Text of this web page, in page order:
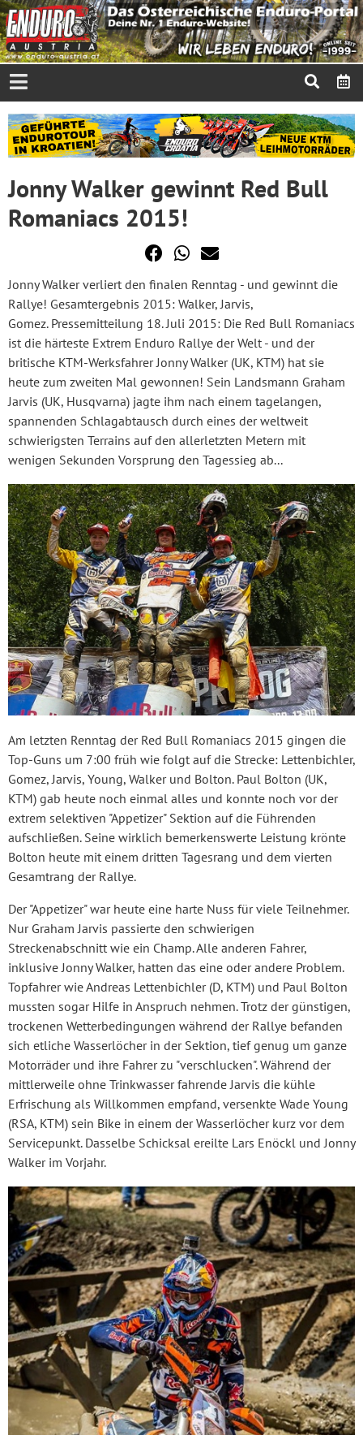
Jonny Walker gewinnt Red Bull
Romaniacs 2015!
Jonny Walker verliert den finalen Renntag - und gewinnt die
Rallye! Gesamtergebnis 2015: Walker, Jarvis,
Gomez. Pressemitteilung 18. Juli 2015: Die Red Bull Romaniacs
ist die härteste Extrem Enduro Rallye der Welt - und der
britische KTM-Werksfahrer Jonny Walker (UK, KTM) hat sie
heute zum zweiten Mal gewonnen! Sein Landsmann Graham
Jarvis (UK, Husqvarna) jagte ihm nach einem tagelangen,
spannenden Schlagabtausch durch eines der weltweit
schwierigsten Terrains auf den allerletzten Metern mit
wenigen Sekunden Vorsprung den Tagessieg ab...
Am letzten Renntag der Red Bull Romaniacs 2015 gingen die
Top-Guns um 7:00 früh wie folgt auf die Strecke: Lettenbichler,
Gomez, Jarvis, Young, Walker und Bolton. Paul Bolton (UK,
KTM) gab heute noch einmal alles und konnte noch vor der
extrem selektiven "Appetizer" Sektion auf die Führenden
aufschließen. Seine wirklich bemerkenswerte Leistung krönte
Bolton heute mit einem dritten Tagesrang und dem vierten
Gesamtrang der Rallye.
Der "Appetizer" war heute eine harte Nuss für viele Teilnehmer.
Nur Graham Jarvis passierte den schwierigen
Streckenabschnitt wie ein Champ. Alle anderen Fahrer,
inklusive Jonny Walker, hatten das eine oder andere Problem.
Topfahrer wie Andreas Lettenbichler (D, KTM) und Paul Bolton
mussten sogar Hilfe in Anspruch nehmen. Trotz der günstigen,
trockenen Wetterbedingungen während der Rallye befanden
sich etliche Wasserlöcher in der Sektion, tief genug um ganze
Motorräder und ihre Fahrer zu "verschlucken". Während der
mittlerweile ohne Trinkwasser fahrende Jarvis die kühle
Erfrischung als Willkommen empfand, versenkte Wade Young
(RSA, KTM) sein Bike in einem der Wasserlöcher kurz vor dem
Servicepunkt. Dasselbe Schicksal ereilte Lars Enöckl und Jonny
Walker im Vorjahr.